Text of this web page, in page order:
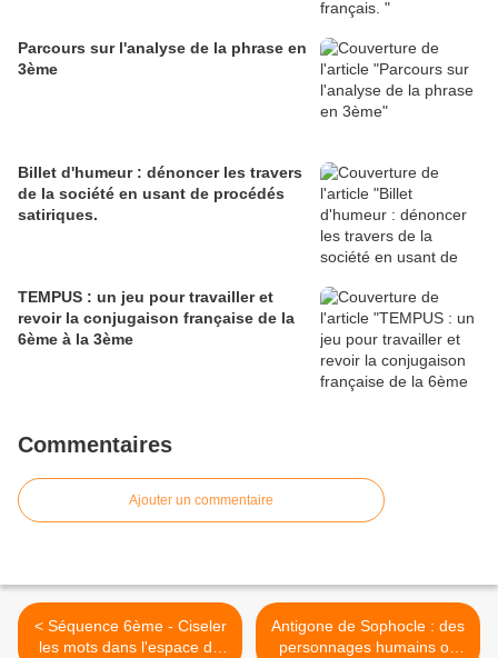
Parcours sur l'analyse de la phrase en
3ème
Billet d'humeur : dénoncer les travers
de la société en usant de procédés
satiriques.
TEMPUS : un jeu pour travailler et
revoir la conjugaison française de la
6ème à la 3ème
Commentaires
Ajouter un commentaire
< Séquence 6ème - Ciseler
les mots dans l'espace de
Antigone de Sophocle : des
personnages humains ou